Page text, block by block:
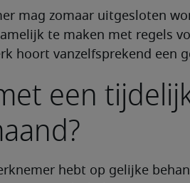
mag zomaar uitgesloten
te maken met regels
hoort vanzelfsprekend een
een
hebt op gelijke